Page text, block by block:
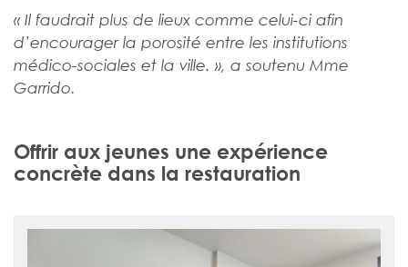
« Il faudrait plus de lieux comme celui-ci afin
d’encourager la porosité entre les institutions
médico-sociales et la ville. », a soutenu Mme
Garrido.
Offrir aux jeunes une expérience
concrète dans la restauration